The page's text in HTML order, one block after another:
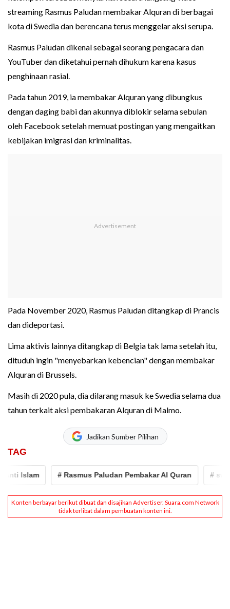
streaming Rasmus Paludan membakar Alquran di berbagai
kota di Swedia dan berencana terus menggelar aksi serupa.
Rasmus Paludan dikenal sebagai seorang pengacara dan
YouTuber dan diketahui pernah dihukum karena kasus
penghinaan rasial.
Pada tahun 2019, ia membakar Alquran yang dibungkus
dengan daging babi dan akunnya diblokir selama sebulan
oleh Facebook setelah memuat postingan yang mengaitkan
kebijakan imigrasi dan kriminalitas.
Pada November 2020, Rasmus Paludan ditangkap di Prancis
dan dideportasi.
Lima aktivis lainnya ditangkap di Belgia tak lama setelah itu,
dituduh ingin "menyebarkan kebencian" dengan membakar
Alquran di Brussels.
Masih di 2020 pula, dia dilarang masuk ke Swedia selama dua
tahun terkait aksi pembakaran Alquran di Malmo.
Jadikan Sumber Pilihan
TAG
Islam # Rasmus Paludan Pembakar Al Quran # swedia